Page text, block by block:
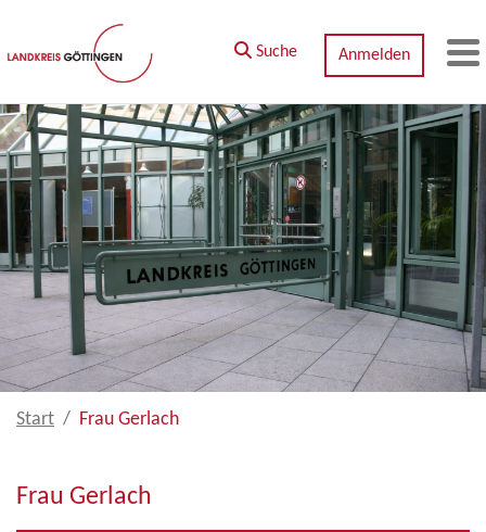
Zum Hauptinhalt springen
Suche Anmelden
Start Frau Gerlach
Frau Gerlach